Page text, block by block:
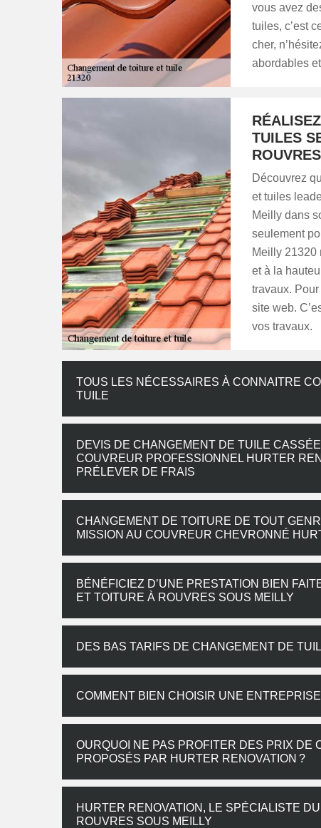
vous avez
tuiles, c’est
cher,
abordables
TUILES
Découvrez
et tuiles
Meilly dans
seulement
Meilly 21320
et à la
travaux.
site web.
vos travaux.
TOUS LES NÉCESSAIRES À CONNAITRE
TUILE
DEVIS DE CHANGEMENT DE TUILE
COUVREUR PROFESSIONNEL HURTER
PRÉLEVER DE FRAIS
CHANGEMENT DE TOITURE DE TOUT
MISSION AU COUVREUR CHEVRONNÉ
BÉNÉFICIEZ D’UNE PRESTATION BIEN
ET TOITURE À ROUVRES SOUS MEILLY
DES BAS TARIFS DE CHANGEMENT DE
COMMENT BIEN CHOISIR UNE
OURQUOI NE PAS PROFITER DES PRIX DE
PROPOSÉS PAR HURTER RENOVATION ?
HURTER RENOVATION, LE SPÉCIALISTE
ROUVRES SOUS MEILLY